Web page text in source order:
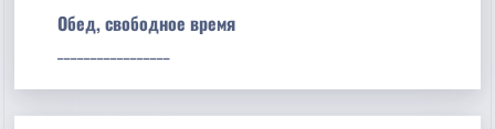
Обед, свободное время